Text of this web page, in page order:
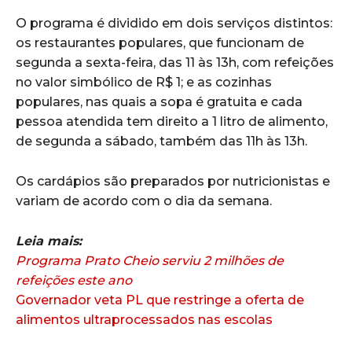
O programa é dividido em dois serviços distintos:
os restaurantes populares, que funcionam de
segunda a sexta-feira, das 11 às 13h, com refeições
no valor simbólico de R$ 1; e as cozinhas
populares, nas quais a sopa é gratuita e cada
pessoa atendida tem direito a 1 litro de alimento,
de segunda a sábado, também das 11h às 13h.
Os cardápios são preparados por nutricionistas e
variam de acordo com o dia da semana.
Leia mais:
Programa Prato Cheio serviu 2 milhões de
refeições este ano
Governador veta PL que restringe a oferta de
alimentos ultraprocessados nas escolas